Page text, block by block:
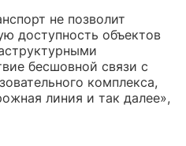
не позволит
доступность объектов
бесшовной связи с
комплекса,
линия и так далее»,